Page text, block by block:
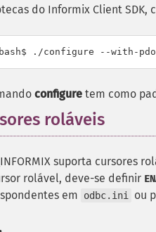
do Informix Client SDK,
configure tem como
roláveis
suporta cursores
rolável, deve-se definir
em
odbc.ini ou